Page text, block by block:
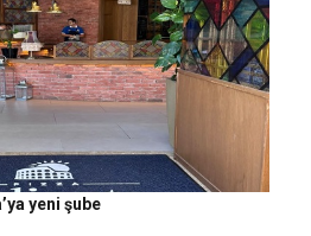
yeni şube